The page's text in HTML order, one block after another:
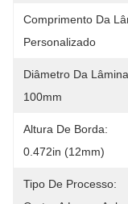
Comprimento Da
Personalizado
Diâmetro Da
100mm
Altura De Borda:
0.472in (12mm)
Tipo De Processo: